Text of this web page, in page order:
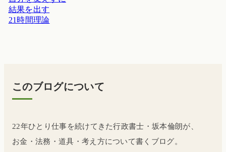
結果を出す
21時間理論
このブログについて
22年ひとり仕事を続けてきた行政書士・坂本倫朗が、
お金・法務・道具・考え方について書くブログ。